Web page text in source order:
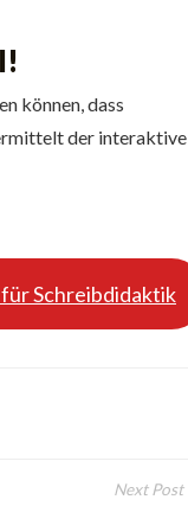
können, dass
der interaktive
Schreibdidaktik